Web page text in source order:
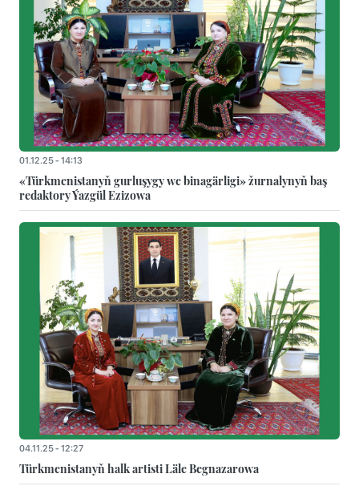
01.12.25 - 14:13
«Türkmenistanyň gurluşygy we binagärligi» žurnalynyň baş
redaktory Ýazgül Ezizowa
04.11.25 - 12:27
Türkmenistanyň halk artisti Läle Begnazarowa